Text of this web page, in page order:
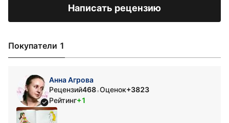
Написать рецензию
Покупатели 1
Анна Агрова
Рецензий468•Оценок+3823
Рейтинг+1